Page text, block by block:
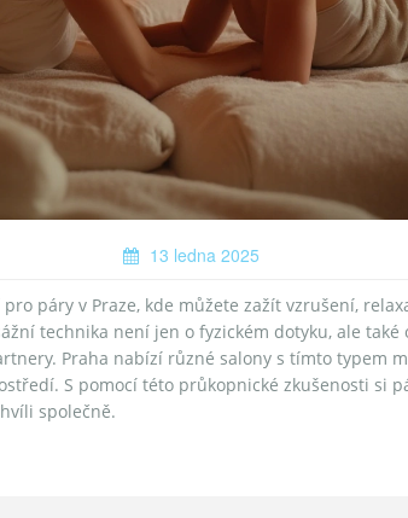
13 ledna 2025
páry v Praze, kde můžete zažít vzrušení,
technika není jen o fyzickém dotyku, ale
Praha nabízí různé salony s tímto typem
S pomocí této průkopnické zkušenosti si
společně.